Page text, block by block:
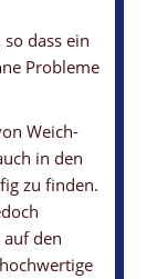
dass ein
Probleme
Weich-
in den
zu finden.
den